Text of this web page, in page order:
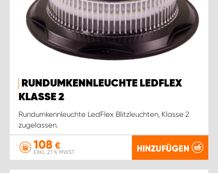
RUNDUMKENNLEUCHTE LEDFLEX
KLASSE 2
Rundumkennleuchte LedFlex Blitzleuchten, Klasse 2
zugelassen.
108 €
EXKL. 21 % MWST. HINZUFÜGEN